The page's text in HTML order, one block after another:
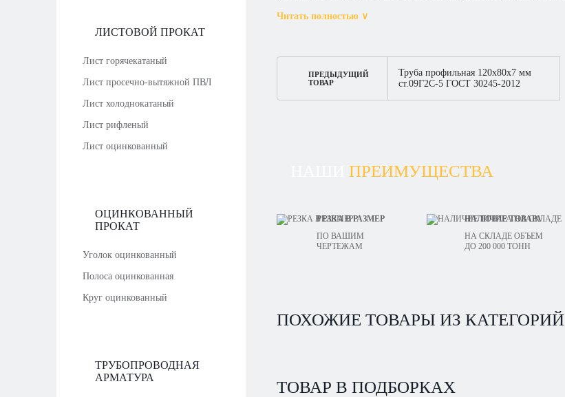
ЛИСТОВОЙ ПРОКАТ
Лист горячекатаный
Лист просечно-вытяжной ПВЛ
Лист холоднокатаный
Лист рифленый
Лист оцинкованный
ОЦИНКОВАННЫЙ
ПРОКАТ
Уголок оцинкованный
Полоса оцинкованная
Круг оцинкованный
ТРУБОПРОВОДНАЯ
АРМАТУРА
Читать полностью ∨
ПРЕДЫДУЩИЙ
ТОВАР
Труба профильная 120х80х7 мм
ст.09Г2С-5 ГОСТ 30245-2012
ПРЕИМУЩЕСТВА
РЕЗКА В РАЗМЕР
ПО ВАШИМ
ЧЕРТЕЖАМ
НАЛИЧИЕ ТОВАРА
НА СКЛАДЕ ОБЪЕМ
ДО 200 000 ТОНН
ПОХОЖИЕ ТОВАРЫ ИЗ КАТЕГОРИЙ
ТОВАР В ПОДБОРКАХ